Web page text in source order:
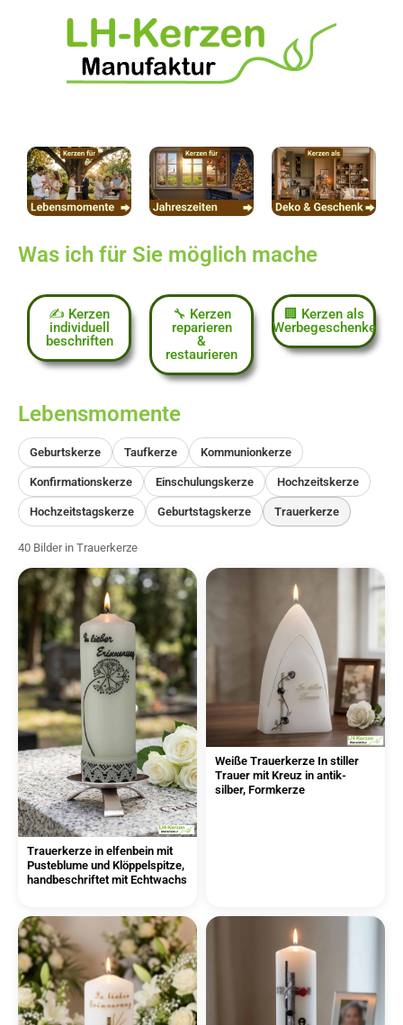
Was ich für Sie möglich mache
✍️ Kerzen
individuell
beschriften
🔧 Kerzen
reparieren
&
restaurieren
🏢 Kerzen als
Werbegeschenke
Lebensmomente
Geburtskerze Taufkerze Kommunionkerze
Konfirmationskerze Einschulungskerze Hochzeitskerze
Hochzeitstagskerze Geburtstagskerze Trauerkerze
40 Bilder in Trauerkerze
Trauerkerze in elfenbein mit
Pusteblume und Klöppelspitze,
handbeschriftet mit Echtwachs
Weiße Trauerkerze In stiller
Trauer mit Kreuz in antik-
silber, Formkerze